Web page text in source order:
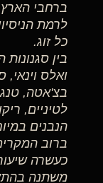
ברחבי הארץ
לרמת
כל זוג.
בין
ואלס
בצ'אטה,
לטיניים,
הנבנים
ברוב
כעשרה
משתנה